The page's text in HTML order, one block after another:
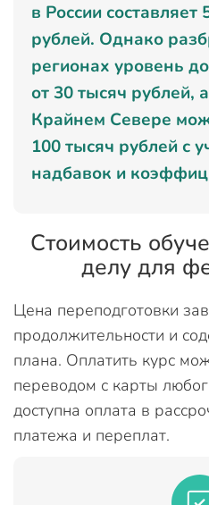
в России составляет
рублей. Однако
регионах уровень
от 30 тысяч рублей,
Крайнем Севере
100 тысяч рублей с
надбавок и
Стоимость
делу для
Цена переподготовки
продолжительности и
плана. Оплатить курс
переводом с карты
доступна оплата в
платежа и переплат.